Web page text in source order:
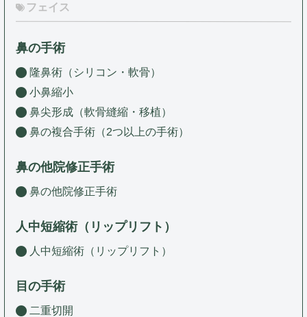
フェイス
鼻の手術
隆鼻術（シリコン・軟骨）
小鼻縮小
鼻尖形成（軟骨縫縮・移植）
鼻の複合手術（2つ以上の手術）
鼻の他院修正手術
鼻の他院修正手術
人中短縮術（リップリフト）
人中短縮術（リップリフト）
目の手術
二重切開